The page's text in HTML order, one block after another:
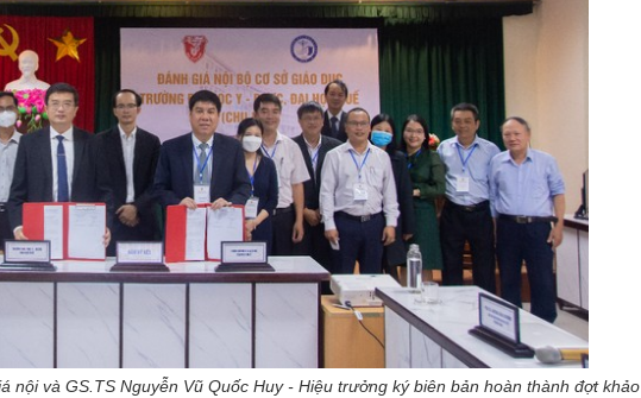
nội và GS.TS Nguyễn Vũ Quốc Huy - Hiệu trưởng ký biên bản hoàn thành đợt khảo